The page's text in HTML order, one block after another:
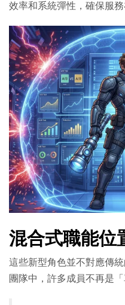
效率和系統彈性，確保服
混合式職能位
這些新型角色並不對應傳
團隊中，許多成員不再是「